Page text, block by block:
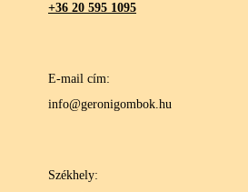
+36 20 595 1095
E-mail cím:
info@geronigombok.hu
Székhely: